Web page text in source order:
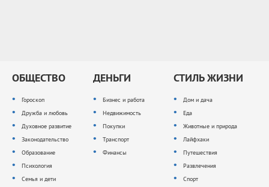
ОБЩЕСТВО
Гороскоп
Дружба и любовь
Духовное развитие
Законодательство
Образование
Психология
Семья и дети
ДЕНЬГИ
Бизнес и работа
Недвижимость
Покупки
Транспорт
Финансы
СТИЛЬ ЖИЗНИ
Дом и дача
Еда
Животные и природа
Лайфхаки
Путешествия
Развлечения
Спорт